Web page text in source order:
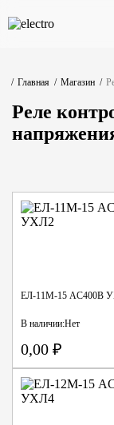
Главная Магазин
Реле
ЕЛ-11М-15 AC400В
В наличии:Нет
0,00 ₽